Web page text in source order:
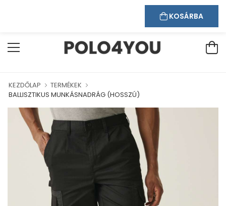
ÜDVÖZÖLJÜK WEBÁRUHÁZUNKBAN!
Bejelentkezés Regisztráció
KEZDŐLAP
TERMÉKEK
BALLISZTIKUS MUNKÁSNADRÁG (HOSSZÚ)
KOSÁRBA